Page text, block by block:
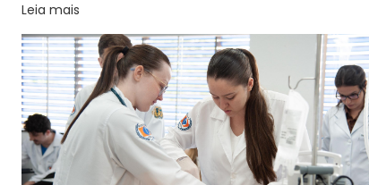
Leia mais